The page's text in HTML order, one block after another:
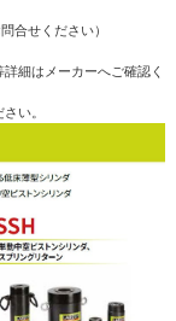
合せください）
細はメーカーへご確認く
い。